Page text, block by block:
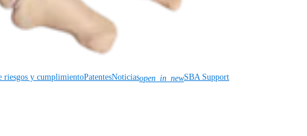
riesgos y cumplimientoPatentesNoticiasopen_in_newSBA Support